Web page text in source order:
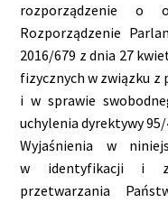
rozporządzenie o
Rozporządzenie
2016/679 z dnia 27
fizycznych w związku z
i w sprawie
uchylenia dyrektywy 95/
Wyjaśnienia w
w identyfikacji i
przetwarzania